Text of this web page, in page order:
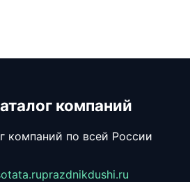
компаний
компаний по всей России
prazdnikdushi.ru